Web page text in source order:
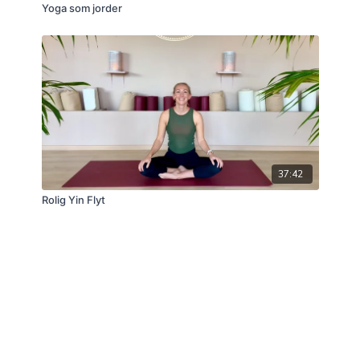
Yoga som jorder
37:42
Rolig Yin Flyt